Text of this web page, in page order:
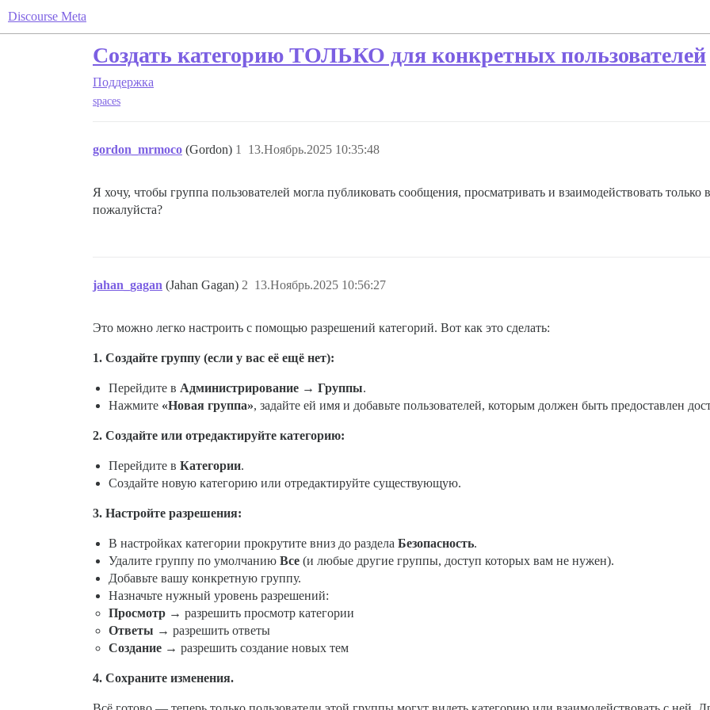
Discourse Meta
Создать категорию ТОЛЬКО для конкретных пользователей
Поддержка
spaces
gordon_mrmoco (Gordon) 13.Ноябрь.2025 10:35:48
1
Я хочу, чтобы группа пользователей могла публиковать сообщения, просматривать и взаимодействовать только
пожалуйста?
jahan_gagan (Jahan Gagan) 13.Ноябрь.2025 10:56:27
2
Это можно легко настроить с помощью разрешений категорий. Вот как это сделать:
1. Создайте группу (если у вас её ещё нет):
Перейдите в Администрирование → Группы.
Нажмите «Новая группа», задайте ей имя и добавьте пользователей, которым должен быть предоставлен
2. Создайте или отредактируйте категорию:
Перейдите в Категории.
Создайте новую категорию или отредактируйте существующую.
3. Настройте разрешения:
В настройках категории прокрутите вниз до раздела Безопасность.
Удалите группу по умолчанию Все (и любые другие группы, доступ которых вам не нужен).
Добавьте вашу конкретную группу.
Назначьте нужный уровень разрешений:
Просмотр → разрешить просмотр категории
Ответы → разрешить ответы
Создание → разрешить создание новых тем
4. Сохраните изменения.